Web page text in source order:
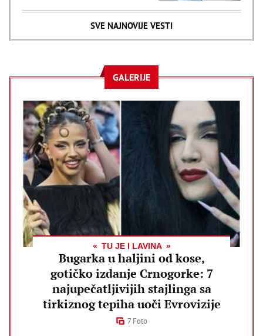
SVE NAJNOVIJE VESTI
GALERIJE
TU JE I LAVINA
Bugarka u haljini od kose,
gotičko izdanje Crnogorke: 7
najupečatljivijih stajlinga sa
tirkiznog tepiha uoči Evrovizije
7 Foto